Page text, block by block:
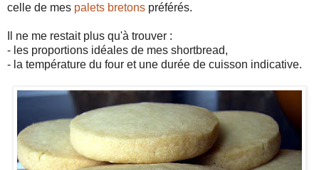
celle de mes palets bretons préférés.
Il ne me restait plus qu'à trouver :
- les proportions idéales de mes shortbread,
- la température du four et une durée de cuisson indicative.